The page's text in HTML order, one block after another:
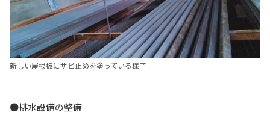
新しい屋根板にサビ止めを塗っている様子
●排水設備の整備